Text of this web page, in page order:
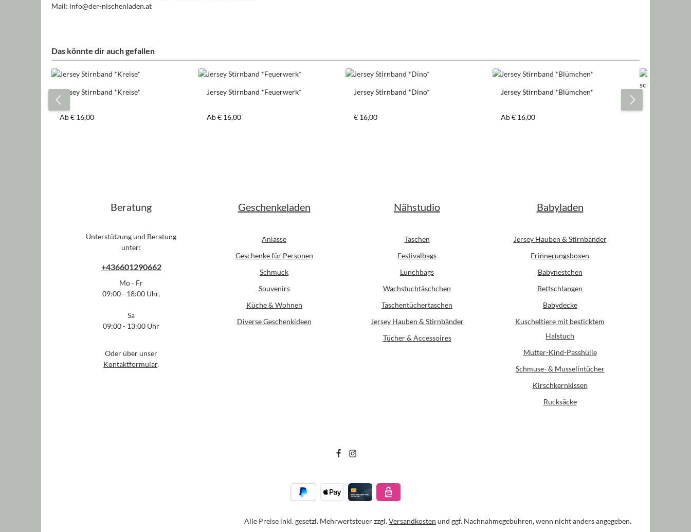
Mail: info@der-nischenladen.at
Das könnte dir auch gefallen
Produktgalerie überspringen
Jersey Stirnband *Kreise*
Regulärer Preis:
Ab€ 16,00
Jersey Stirnband *Feuerwerk*
Regulärer Preis:
Ab€ 16,00
Jersey Stirnband *Dino*
Regulärer Preis:
€ 16,00
Jersey Stirnband *Blümchen*
Regulärer Preis:
Ab€ 16,00
Beratung
Unterstützung und Beratung
unter:
+436601290662
Mo - Fr
09:00 - 18:00 Uhr,
Sa
09:00 - 13:00 Uhr
Oder über unser
Kontaktformular.
Geschenkeladen
Anlässe
Geschenke für Personen
Schmuck
Souvenirs
Küche & Wohnen
Diverse Geschenkideen
Nähstudio
Taschen
Festivalbags
Lunchbags
Wachstuchtäschchen
Taschentüchertaschen
Jersey Hauben & Stirnbänder
Tücher & Accessoires
Babyladen
Jersey Hauben & Stirnbänder
Erinnerungsboxen
Babynestchen
Bettschlangen
Babydecke
Kuscheltiere mit besticktem
Halstuch
Mutter-Kind-Passhülle
Schmuse- & Musselintücher
Kirschkernkissen
Rucksäcke
Alle Preise inkl. gesetzl. Mehrwertsteuer zzgl.Versandkosten und ggf. Nachnahmegebühren, wenn nicht anders angegeben.